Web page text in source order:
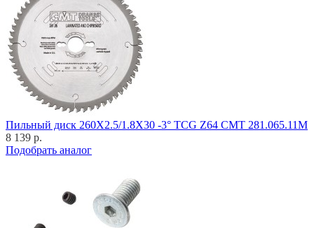
Пильный диск 260X2.5/1.8X30 -3° TCG Z64 CMT 281.065.11M
8 139 р.
Подобрать аналог